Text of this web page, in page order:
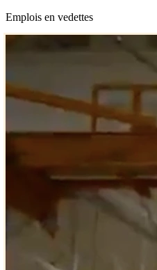
Emplois en vedettes